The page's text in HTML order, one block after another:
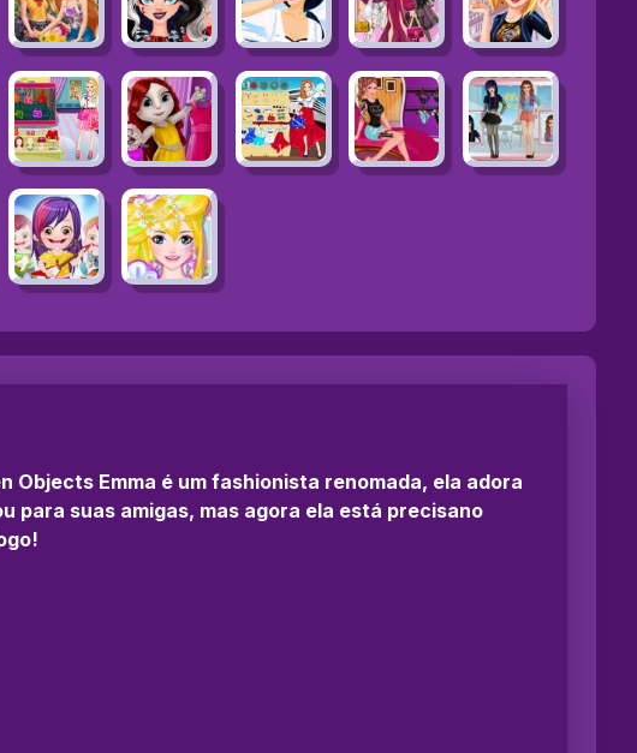
Objects Emma é um fashionista renomada, ela adora
para suas amigas, mas agora ela está precisano